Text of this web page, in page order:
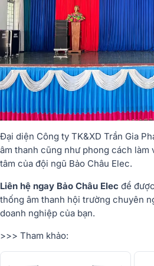
Đại diện Công ty TK&XD Trần Gia
âm thanh cũng như phong cách làm
tâm của đội ngũ Bảo Châu Elec.
Liên hệ ngay Bảo Châu Elec để
thống âm thanh hội trường chuyên
doanh nghiệp của bạn.
>>> Tham khảo: